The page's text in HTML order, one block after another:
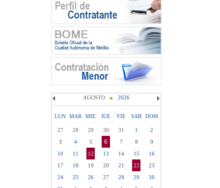
AGOSTO 2026
LUN MAR MIE JUE VIE SAB DOM
27 28 29 30 31 1
2
3
4 5 6 7 8
9
10
11 12 13 14 15
16
17
18 19 20 21 22
23
24
25 26 27 28 29
30